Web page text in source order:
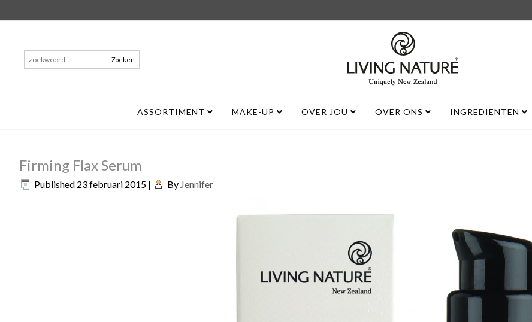
Zoeken
naar:
ASSORTIMENT MAKE-UP OVER JOU OVER ONS INGREDIËNTEN
Firming Flax Serum
Published 23 februari 2015 | By Jennifer